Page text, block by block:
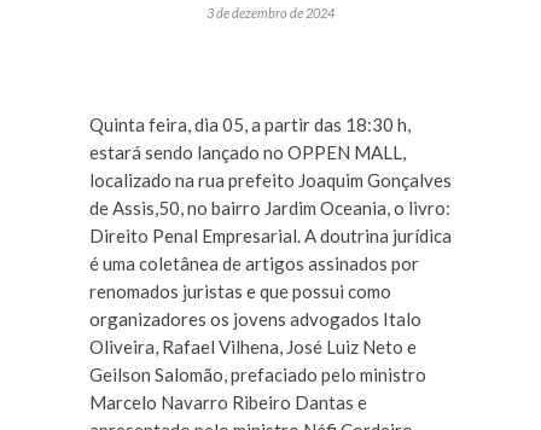
3 de dezembro de 2024
Quinta feira, dia 05, a partir das 18:30 h,
estará sendo lançado no OPPEN MALL,
localizado na rua prefeito Joaquim Gonçalves
de Assis,50, no bairro Jardim Oceania, o livro:
Direito Penal Empresarial. A doutrina jurídica
é uma coletânea de artigos assinados por
renomados juristas e que possui como
organizadores os jovens advogados Italo
Oliveira, Rafael Vilhena, José Luiz Neto e
Geilson Salomão, prefaciado pelo ministro
Marcelo Navarro Ribeiro Dantas e